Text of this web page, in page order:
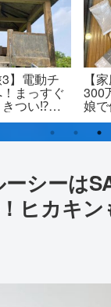
トレ展望
したマン
られる高
グローブ
小
垣
ー
イ
ィ
は？
シーは
ヒカキン